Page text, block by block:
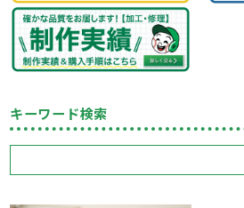
キーワード検索